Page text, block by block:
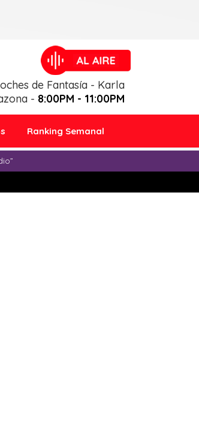
de Fantasía - Karla
- 8:00PM - 11:00PM
Ranking Semanal